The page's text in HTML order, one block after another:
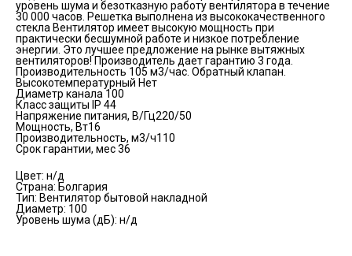
уровень шума и безотказную работу вентилятора в течение
30 000 часов. Решетка выполнена из высококачественного
стекла Вентилятор имеет высокую мощность при
практически бесшумной работе и низкое потребление
энергии. Это лучшее предложение на рынке вытяжных
вентиляторов! Производитель дает гарантию 3 года.
Производительность 105 м3/час. Обратный клапан.
Высокотемпературный Нет
Диаметр канала 100
Класс защиты IP 44
Напряжение питания, В/Гц220/50
Мощность, Вт16
Производительность, м3/ч110
Срок гарантии, мес 36
Цвет: н/д
Страна: Болгария
Тип: Вентилятор бытовой накладной
Диаметр: 100
Уровень шума (дБ): н/д